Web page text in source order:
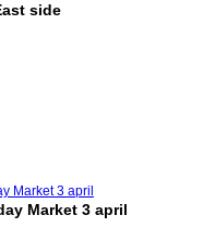
side
Market 3 april